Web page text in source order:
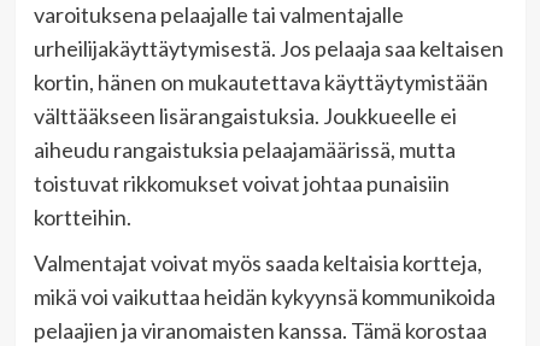
varoituksena pelaajalle tai valmentajalle
urheilijakäyttäytymisestä. Jos pelaaja saa keltaisen
kortin, hänen on mukautettava käyttäytymistään
välttääkseen lisärangaistuksia. Joukkueelle ei
aiheudu rangaistuksia pelaajamäärissä, mutta
toistuvat rikkomukset voivat johtaa punaisiin
kortteihin.
Valmentajat voivat myös saada keltaisia kortteja,
mikä voi vaikuttaa heidän kykyynsä kommunikoida
pelaajien ja viranomaisten kanssa. Tämä korostaa